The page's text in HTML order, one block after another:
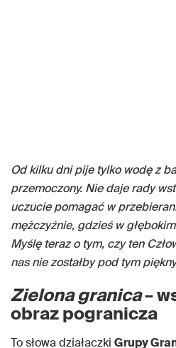
Od kilku dni pije tylko wodę z
przemoczony. Nie daje rady
uczucie pomagać w
mężczyźnie, gdzieś w
Myślę teraz o tym, czy ten
nas nie zostałby pod tym
Zielona granica–
obraz pogranicza
To słowa działaczki Grupy